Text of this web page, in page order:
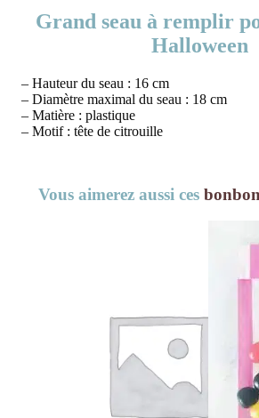
Grand seau à remplir
Halloween
– Hauteur du seau : 16 cm
– Diamètre maximal du seau : 18 cm
– Matière : plastique
– Motif : tête de citrouille
Vous aimerez aussi ces